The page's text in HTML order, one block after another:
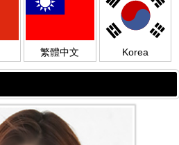
繁體中文 Korea